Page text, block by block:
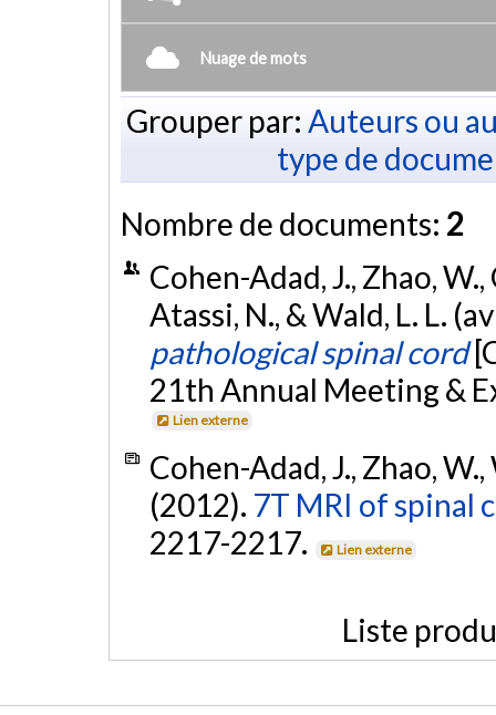
Nuage de mots
Grouper par: Auteurs ou
type de
Nombre de documents: 2
Cohen-Adad, J., Zhao,
Atassi, N., & Wald, L. L.
pathological spinal cord
21th Annual Meeting &
Lien externe
Cohen-Adad, J., Zhao,
(2012). 7T MRI of spinal
2217-2217.
Lien externe
Liste